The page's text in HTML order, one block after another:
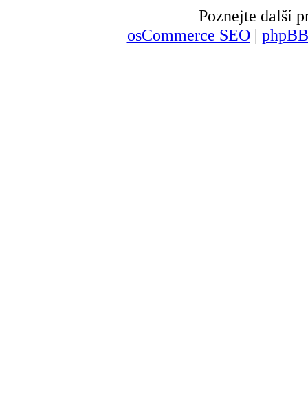
Poznejte další
osCommerce SEO|